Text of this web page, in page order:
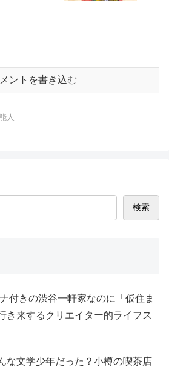
ントを書き込む
人
検索
付きの渋谷一軒家なのに「仮住ま
き来するクリエイター的ライフス
な文学少年だった？小樽の喫茶店